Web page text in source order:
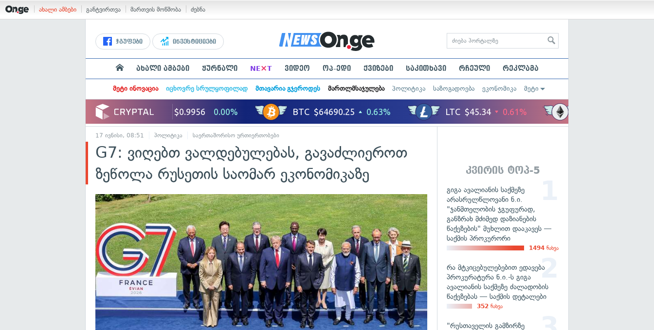
ახალი ამბები განტვირთვა მართვის მოწმობა ძებნა
ჯგუფები ინვესტიციები
ახალი ამბები ჟურნალი NE×T ვიდეო ოპ-ედი ქვიზები საკითხავი რჩეული რეკლამა
მეტი ინოვაცია იცხოვრე სრულყოფილად მთავარია გჯეროდეს მართლმსაჯულება პოლიტიკა საზოგადოება ეკონომიკა მეტი
17 ივნისი, 08:51 პოლიტიკა საერთაშორისო ურთიერთობები
G7: ვიღებთ ვალდებულებას, გავაძლიეროთ
ზეწოლა რუსეთის საომარ ეკონომიკაზე
კვირის ტოპ-5
გიგა ავალიანის საქმეზე
არასრულწლოვანი ნ.ი.
"ჯანმთელობის ჯგუფურად,
განზრახ მძიმედ დაზიანების
წაქეზების" მუხლით დააკავეს —
საქმის პროკურორი
1494 ნახვა
რა მტკიცებულებებით ედავება
პროკურატურა ნ.ი.-ს გიგა
ავალიანის საქმეზე ძალადობის
წაქეზებას — საქმის დეტალები
352 ნახვა
"რუსთაველის გამზირზე